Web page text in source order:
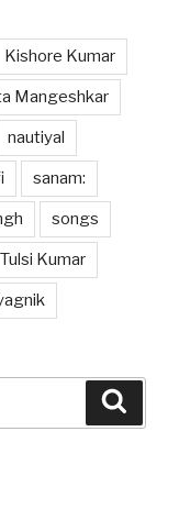
Kishore Kumar
Mangeshkar
nautiyal
sanam:
songs
Tulsi Kumar